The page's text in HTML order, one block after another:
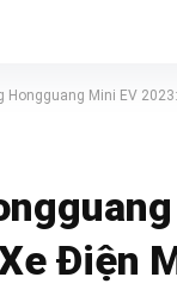
Hongguang Mini EV
Điện